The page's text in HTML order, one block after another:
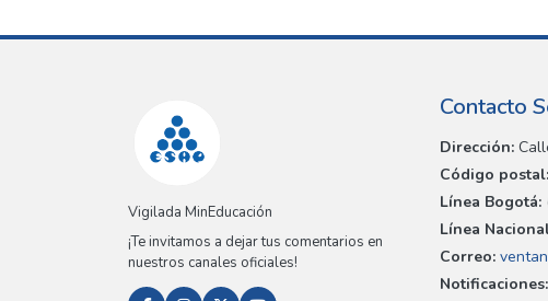
Vigilada MinEducación
¡Te invitamos a dejar tus comentarios en
nuestros canales oficiales!
Contacto
Dirección:
Código postal:
Línea Bogotá:
Línea
Correo:
Notificaciones: